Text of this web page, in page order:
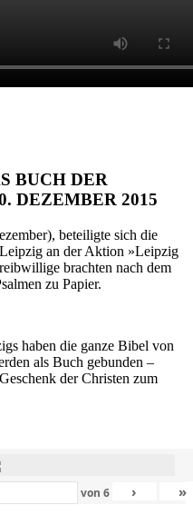
BUCH DER
DEZEMBER 2015
beteiligte sich die
an der Aktion »Leipzig
brachten nach dem
zu Papier.
haben die ganze Bibel von
als Buch gebunden –
der Christen zum
von 6 › »